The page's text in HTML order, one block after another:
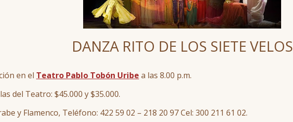
DANZA RITO DE LOS SIETE VELOS
en el Teatro Pablo Tobón Uribe a las 8.00 p.m.
del Teatro: $45.000 y $35.000.
y Flamenco, Teléfono: 422 59 02 – 218 20 97 Cel: 300 211 61 02.